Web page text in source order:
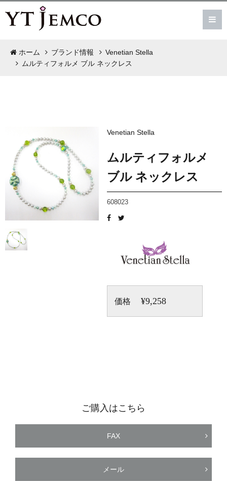
ホーム ブランド情報
Venetian Stella
ムルティフォルメ ブル ネックレス
Venetian Stella
ムルティフォルメ
ブル ネックレス
608023
価格 ¥9,258
ご購入はこちら
FAX
メール